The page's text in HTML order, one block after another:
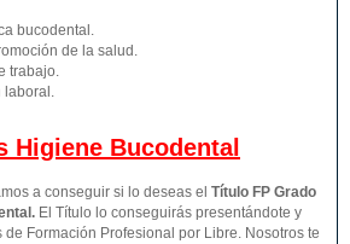
bucodental.
de la salud.
trabajo.
laboral.
Higiene Bucodental
a conseguir si lo deseas el Título FP Grado
. El Título lo conseguirás presentándote y
Formación Profesional por Libre. Nosotros te